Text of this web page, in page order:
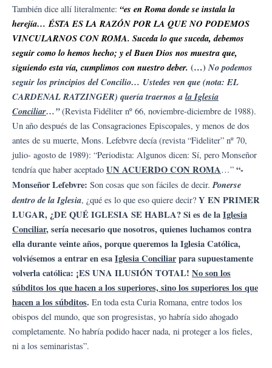
También dice allí literalmente: “es en Roma donde se instala la
herejía… ÉSTA ES LA RAZÓN POR LA QUE NO PODEMOS
VINCULARNOS CON ROMA. Suceda lo que suceda, debemos
seguir como lo hemos hecho; y el Buen Dios nos muestra que,
siguiendo esta vía, cumplimos con nuestro deber. (…)No podemos
seguir los principios del Concilio… Ustedes ven que (nota: EL
CARDENAL RATZINGER) quería traernos ala Iglesia
Conciliar…”(Revista Fidéliter nº 66, noviembre-diciembre de 1988).
Un año después de las Consagraciones Episcopales, y menos de dos
antes de su muerte, Mons. Lefebvre decía (revista “Fideliter” nº 70,
julio- agosto de 1989): “Periodista: Algunos dicen: Sí, pero Monseñor
tendría que haber aceptado UN ACUERDO CON ROMA…” “-
Monseñor Lefebvre: Son cosas que son fáciles de decir.Ponerse
dentro de la Iglesia, ¿qué es lo que eso quiere decir? Y EN PRIMER
LUGAR, ¿DE QUÉ IGLESIA SE HABLA? Si es de laIglesia
Conciliar, sería necesario que nosotros, quienes luchamos contra
ella durante veinte años, porque queremos la Iglesia Católica,
volviésemos a entrar en esaIglesia Conciliarpara supuestamente
volverla católica: ¡ES UNA ILUSIÓN TOTAL! No son los
súbditos los que hacen a los superiores, sino los superiores los que
hacen a los súbditos. En toda esta Curia Romana, entre todos los
obispos del mundo, que son progresistas, yo habría sido ahogado
completamente. No habría podido hacer nada, ni proteger a los fieles,
ni a los seminaristas”.